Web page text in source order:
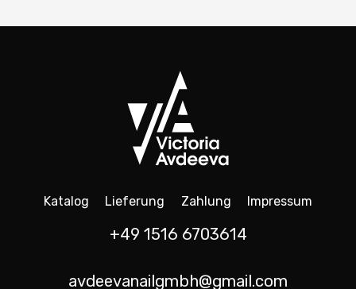
Katalog Lieferung Zahlung Impressum
+49 1516 6703614
avdeevanailgmbh@gmail.com